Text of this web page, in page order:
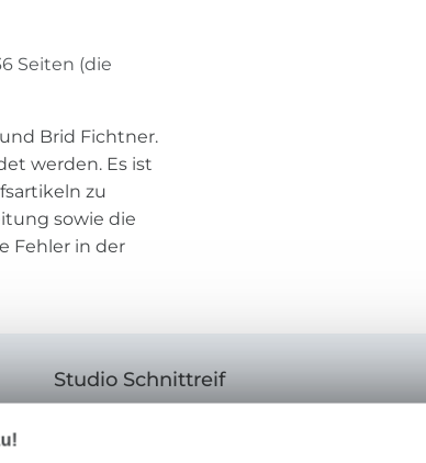
Seiten (die
Brid Fichtner.
werden. Es ist
zu
sowie die
Fehler in der
Studio Schnittreif